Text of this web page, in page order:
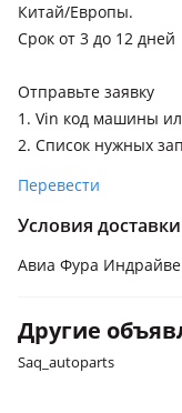
Китай/Европы.
Срок от 3 до 12 дней
Отправьте заявку
1. Vin код машины
2. Список нужных
Перевести
Условия доставки
Авиа Фура
Другие
Saq_autoparts